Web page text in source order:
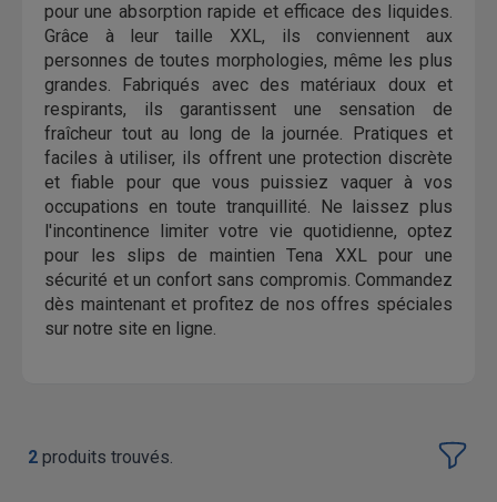
pour une absorption rapide et efficace des liquides.
Grâce à leur taille XXL, ils conviennent aux
personnes de toutes morphologies, même les plus
grandes. Fabriqués avec des matériaux doux et
respirants, ils garantissent une sensation de
fraîcheur tout au long de la journée. Pratiques et
faciles à utiliser, ils offrent une protection discrète
et fiable pour que vous puissiez vaquer à vos
occupations en toute tranquillité. Ne laissez plus
l'incontinence limiter votre vie quotidienne, optez
pour les slips de maintien Tena XXL pour une
sécurité et un confort sans compromis. Commandez
dès maintenant et profitez de nos offres spéciales
sur notre site en ligne.
2 produits trouvés.